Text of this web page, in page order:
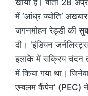
खोया है। बीती 28
में ‘आंध्र ज्योति’
जगनमोहन रेड्डी की
दी। ‘इंडियन
इलाके में सक्रिय चंदन
में किया गया था।
एम्बलम कैंपेन’ (PEC) ने